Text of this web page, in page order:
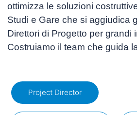
ottimizza le soluzioni
Studi e Gare che si aggiudica
Direttori di Progetto per grandi
Costruiamo il team che guida
Project Director